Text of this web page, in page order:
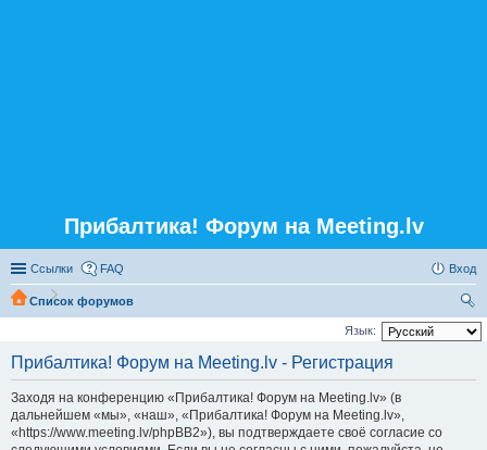
Прибалтика! Форум на Meeting.lv
Ссылки FAQ Вход
Список форумов
ои
Язык:
Прибалтика! Форум на Meeting.lv - Регистрация
Заходя на конференцию «Прибалтика! Форум на Meeting.lv» (в
дальнейшем «мы», «наш», «Прибалтика! Форум на Meeting.lv»,
«https://www.meeting.lv/phpBB2»), вы подтверждаете своё согласие со